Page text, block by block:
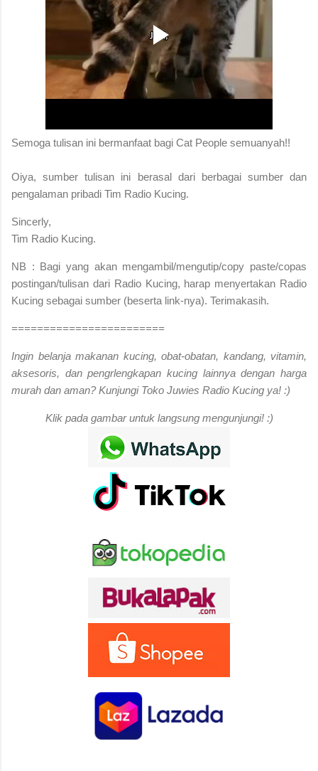
Semoga tulisan ini bermanfaat bagi Cat People semuanyah!!
Oiya, sumber tulisan ini berasal dari berbagai sumber dan
pengalaman pribadi Tim Radio Kucing.
Sincerly,
Tim Radio Kucing.
NB : Bagi yang akan mengambil/mengutip/copy paste/copas
postingan/tulisan dari Radio Kucing, harap menyertakan Radio
Kucing sebagai sumber (beserta link-nya). Terimakasih.
========================
Ingin belanja makanan kucing, obat-obatan, kandang, vitamin,
aksesoris, dan pengrlengkapan kucing lainnya dengan harga
murah dan aman? Kunjungi Toko Juwies Radio Kucing ya! :)
Klik pada gambar untuk langsung mengunjungi! :)